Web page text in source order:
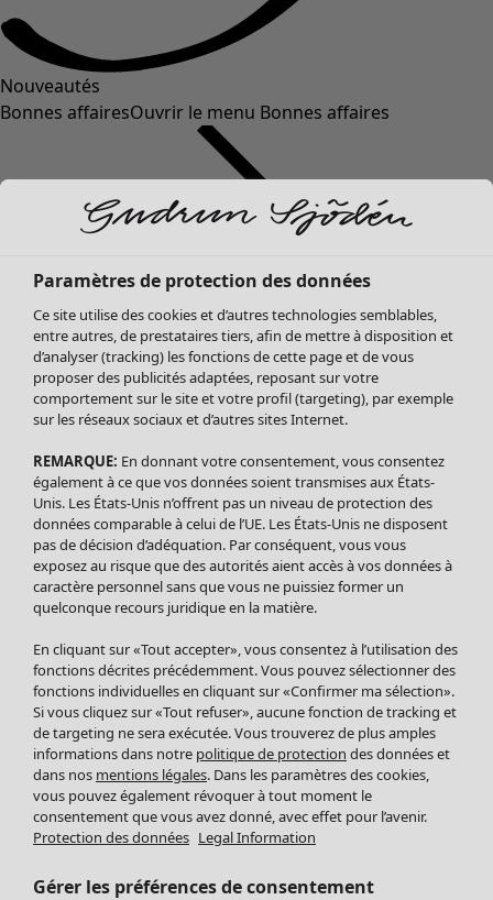
Nouveautés
Bonnes affairesOuvrir le menu Bonnes affaires
Soldes Vêtements
Tous les vêtements
Robes
Tuniques
Blouses
Tops
Gilets
Pantalon
Jupes
Leggings et collants
Accessoires
Chaussures
Vêtements de bain
Basics
Soldes Mobilier
Bonnes affaires déco
Décoration
Textiles
Tapis
Éponge
Paramètres de protection des données
Ce site utilise des cookies et d’autres technologies semblables,
entre autres, de prestataires tiers, afin de mettre à disposition et
d’analyser (tracking) les fonctions de cette page et de vous
proposer des publicités adaptées, reposant sur votre
comportement sur le site et votre profil (targeting), par exemple
sur les réseaux sociaux et d’autres sites Internet.
REMARQUE: En donnant votre consentement, vous consentez
également à ce que vos données soient transmises aux États-
Unis. Les États-Unis n’offrent pas un niveau de protection des
données comparable à celui de l’UE. Les États-Unis ne disposent
pas de décision d’adéquation. Par conséquent, vous vous
exposez au risque que des autorités aient accès à vos données à
caractère personnel sans que vous ne puissiez former un
quelconque recours juridique en la matière.
En cliquant sur «Tout accepter», vous consentez à l’utilisation des
fonctions décrites précédemment. Vous pouvez sélectionner des
fonctions individuelles en cliquant sur «Confirmer ma sélection».
Si vous cliquez sur «Tout refuser», aucune fonction de tracking et
de targeting ne sera exécutée. Vous trouverez de plus amples
informations dans notre politique de protection des données et
dans nos mentions légales. Dans les paramètres des cookies,
vous pouvez également révoquer à tout moment le
consentement que vous avez donné, avec effet pour l’avenir.
Protection des données Legal Information
Gérer les préférences de consentement